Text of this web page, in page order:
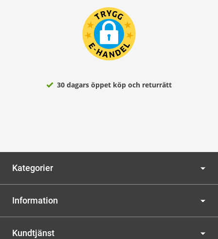
30 dagars öppet köp och returrätt
Kategorier
Information
Kundtjänst